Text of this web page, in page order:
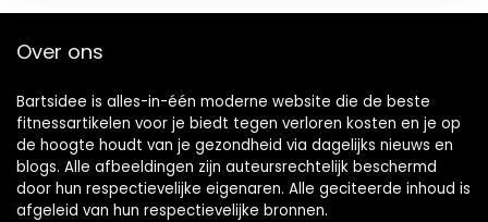
Over ons
Bartsidee is alles-in-één moderne website die de beste
fitnessartikelen voor je biedt tegen verloren kosten en je op
de hoogte houdt van je gezondheid via dagelijks nieuws en
blogs. Alle afbeeldingen zijn auteursrechtelijk beschermd
door hun respectievelijke eigenaren. Alle geciteerde inhoud is
afgeleid van hun respectievelijke bronnen.